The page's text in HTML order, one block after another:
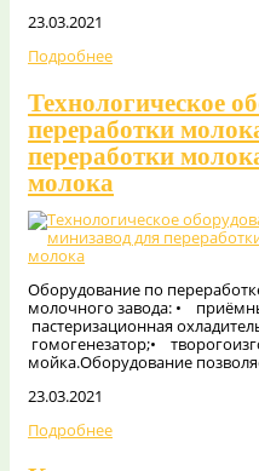
23.03.2021
Подробнее
Технологическое
переработки
переработки
молока
Оборудование по
молочного завода: •
пастеризационная
гомогенезатор;•
мойка.Оборудование
23.03.2021
Подробнее